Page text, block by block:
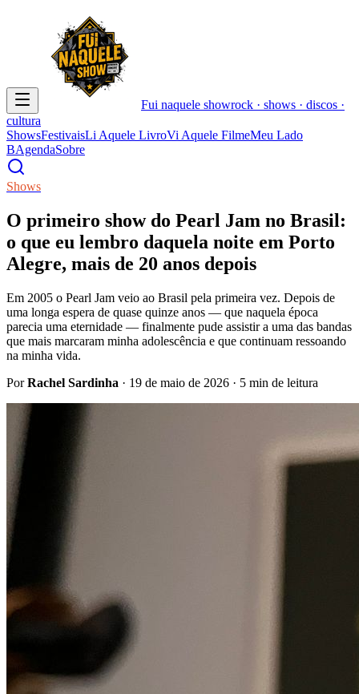
Fui naquele showrock · shows · discos ·
cultura
ShowsFestivaisLi Aquele LivroVi Aquele FilmeMeu Lado
BAgendaSobre
Shows
O primeiro show do Pearl Jam no Brasil:
o que eu lembro daquela noite em Porto
Alegre, mais de 20 anos depois
Em 2005 o Pearl Jam veio ao Brasil pela primeira vez. Depois de
uma longa espera de quase quinze anos — que naquela época
parecia uma eternidade — finalmente pude assistir a uma das bandas
que mais marcaram minha adolescência e que continuam ressoando
na minha vida.
PorRachel Sardinha · 19 de maio de 2026 · 5 min de leitura